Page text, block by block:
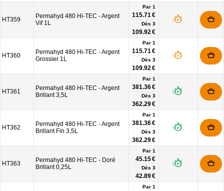
HT359
Permahyd 480 Hi-TEC - Argent
Vif 1L
Par 1
115.71 €
Dès 3
109.92 €
HT360
Permahyd 480 Hi-TEC - Argent
Grossier 1L
Par 1
115.71 €
Dès 3
109.92 €
HT361
Permahyd 480 Hi-TEC - Argent
Brillant 3,5L
Par 1
381.36 €
Dès 3
362.29 €
HT362
Permahyd 480 Hi-TEC - Argent
Brillant Fin 3,5L
Par 1
381.36 €
Dès 3
362.29 €
HT363
Permahyd 480 Hi-TEC - Doré
Brillant 0,25L
Par 1
45.15 €
Dès 3
42.89 €
Par 1